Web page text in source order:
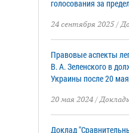
голосования за
24 сентября 2025/
Правовые аспекты
В. А. Зеленского в
Украины после 20
20 мая 2024 /
Доклад